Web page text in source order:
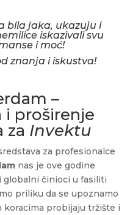
bila jaka, ukazuju i
iskazivali svu
i moć!
znanja i iskustva!
–
i proširenje
za Invektu
za profesionalce
nas je ove godine
činioci u fasiliti
priliku da se upoznamo
probijaju tržište i